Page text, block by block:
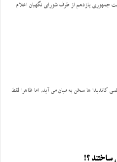
جمهوری یازدهم از طرف شورای نگهبان اعلام
کاندیدا ها سخن به میان می آید. اما ظاهرا فقط
؟!